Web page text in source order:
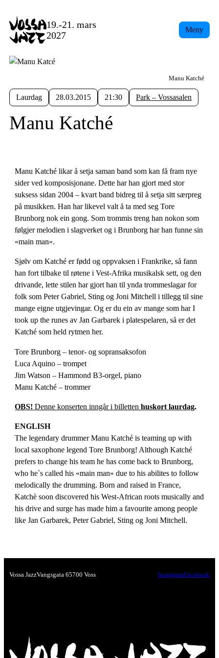
19.-21. mars
2027
Meny
Manu Katché
Laurdag 28.03.2015 21:30 Park – Vossasalen
Manu Katché
Manu Katché likar å setja saman band som kan få fram nye
sider ved komposisjonane. Dette har han gjort med stor
suksess sidan 2004 – kvart band bidreg til å setja sitt særpreg
på musikken. Han har likevel valt å ta med seg Tore
Brunborg nok ein gong. Som trommis treng han nokon som
følgjer melodien i slagverket og i Brunborg har han funne sin
«main man».
Sjølv om Katché er fødd og oppvaksen i Frankrike, så fann
han fort tilbake til røtene i Vest-Afrika musikalsk sett, og den
drivande, lette stilen har gjort han til ynda trommeslagar for
folk som Peter Gabriel, Sting og Joni Mitchell i tillegg til sine
mange eigne utgjevingar. Og er du ein av mange som har I
took up the runes av Jan Garbarek i platespelaren, så er det
Katché som held rytmen her.
Tore Brunborg – tenor- og sopransaksofon
Luca Aquino – trompet
Jim Watson – Hammond B3-orgel, piano
Manu Katché – trommer
OBS! Denne konserten inngår i billettenhuskort laurdag.
ENGLISH
The legendary drummer Manu Katché is teaming up with
local saxophone legend Tore Brunborg! Although Katché
prefers to change his team he has come back to Brunborg,
who he`s called his «main man» due to his abilites to follow
melodically the drumming. Born and raised in France,
Katchè soon discovered his West-African roots musically and
his drive and surge has made him a favourite among people
like Jan Garbarek, Peter Gabriel, Sting og Joni Mitchell.
Vossa JazzVangsgata 65700 Voss InstagramFacebook